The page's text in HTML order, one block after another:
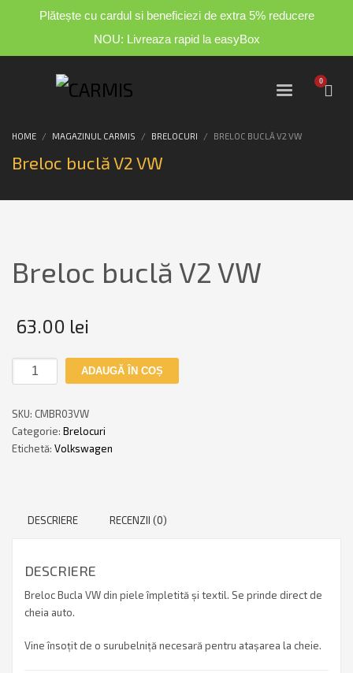
Plătește cu cardul si beneficiezi de extra 5% reducere
NOU: Livreaza rapid la easyBox
HOME MAGAZINUL CARMIS BRELOCURI BRELOC BUCLĂ V2 VW
Breloc buclă V2 VW
Breloc buclă V2 VW
63.00 lei
Cantitate
Breloc
V2
VW
ADAUGĂ ÎN COȘ
SKU: CMBR03VW
Categorie: Brelocuri
Etichetă: Volkswagen
DESCRIERE RECENZII (0)
DESCRIERE
Breloc Bucla VW din piele împletită și textil. Se prinde direct de
cheia auto.
Vine însoțit de o surubelniță necesară pentru atașarea la cheie.